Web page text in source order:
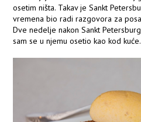
osetim ništa. Takav je Sankt
vremena bio radi razgovora za
Dve nedelje nakon Sankt
sam se u njemu osetio kao kod kuće.